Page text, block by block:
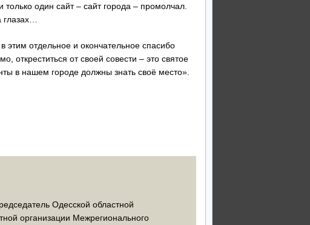
один сайт – сайт города – промолчал.
этим отдельное и окончательное спасибо
откреститься от своей совести – это святое
в нашем городе должны знать своё место».
Одесской областной
организации Межрегионального